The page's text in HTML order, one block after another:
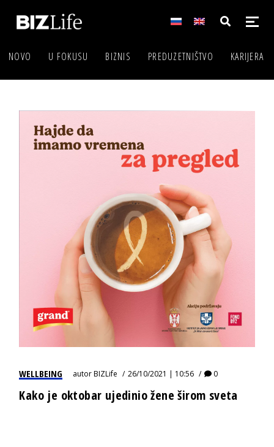
NOVO U FOKUSU BIZNIS PREDUZETNIŠTVO KARIJERA
WELLBEING autorBIZLife 26/10/2021 | 10:56 0
Kako je oktobar ujedinio žene širom sveta